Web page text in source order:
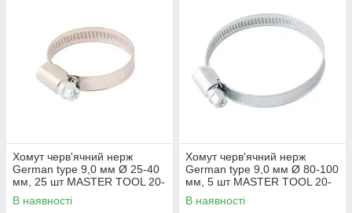
Хомут черв'ячний нерж
German type 9,0 мм Ø 25-40
мм, 25 шт MASTER TOOL 20-
1941
В наявності
Хомут черв'ячний нерж
German type 9,0 мм Ø 80-100
мм, 5 шт MASTER TOOL 20-
1948
В наявності